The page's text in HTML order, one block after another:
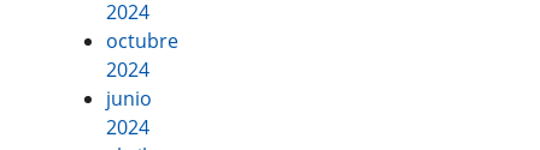
2024
octubre
2024
junio
2024